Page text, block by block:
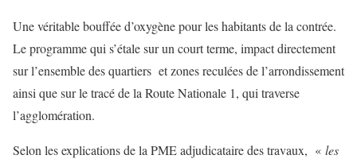
Une véritable bouffée d’oxygène pour les habitants de la contrée.
Le programme qui s’étale sur un court terme, impact directement
sur l’ensemble des quartiers et zones reculées de l’arrondissement
ainsi que sur le tracé de la Route Nationale 1, qui traverse
l’agglomération.
Selon les explications de la PME adjudicataire des travaux, « les